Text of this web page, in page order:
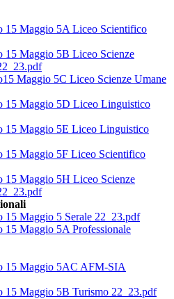
15 Maggio 5A Liceo Scientifico
15 Maggio 5B Liceo Scienze
Maggio 5C Liceo Scienze Umane
15 Maggio 5D Liceo Linguistico
15 Maggio 5E Liceo Linguistico
15 Maggio 5F Liceo Scientifico
15 Maggio 5H Liceo Scienze
15 Maggio 5 Serale 22_23.pdf
15 Maggio 5A Professionale
15 Maggio 5AC AFM-SIA
15 Maggio 5B Turismo 22_23.pdf